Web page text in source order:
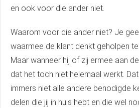
en ook voor die ander niet.
Waarom voor die ander niet? Je
waarmee de klant denkt geholpen
Maar wanneer hij of zij ermee aan
dat het toch niet helemaal werkt.
immers niet alle andere benodigde
delen die jij in huis hebt en die wel